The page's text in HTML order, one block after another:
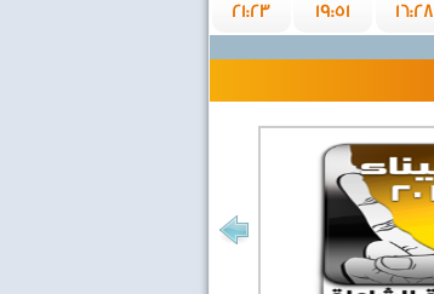
16:28
19:51
21:23